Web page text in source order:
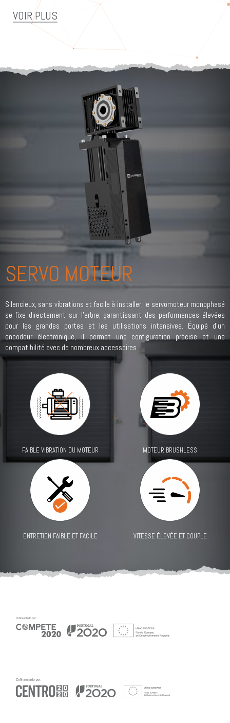
VOIR PLUS
SERVO MOTEUR
Silencieux, sans vibrations et facile à installer, le servomoteur monophasé
se fixe directement sur l’arbre, garantissant des performances élevées
pour les grandes portes et les utilisations intensives. Équipé d’un
encodeur électronique, il permet une configuration précise et une
compatibilité avec de nombreux accessoires.
FAIBLE VIBRATION DU MOTEUR MOTEUR BRUSHLESS
ENTRETIEN FAIBLE ET FACILE VITESSE ÉLEVÉE ET COUPLE